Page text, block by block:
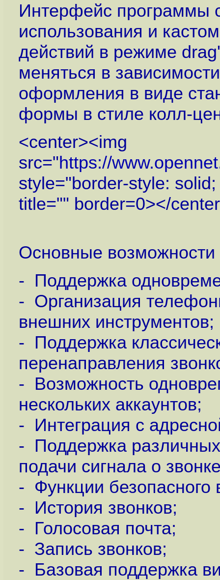
Интерфейс программы
использования и
действий в режиме
меняться в
оформления в виде
формы в стиле колл-
<center><img
src="https://
style="border-style:
title="" border=0></
Основные возможности
- Поддержка
- Организация
внешних инструментов;
- Поддержка
перенаправления
- Возможность
нескольких аккаунтов;
- Интеграция с
- Поддержка
подачи сигнала о
- Функции безопасного
- История звонков;
- Голосовая почта;
- Запись звонков;
- Базовая поддержка